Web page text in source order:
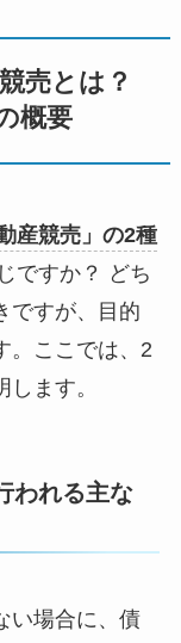
売とは？
概要
産競売」の2種
ですか？ どち
ですが、目的
ここでは、 2
ます。
われる主な
い場合に、債